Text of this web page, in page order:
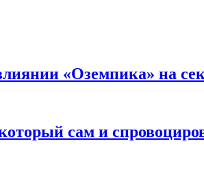
«Оземпика» на
сам и